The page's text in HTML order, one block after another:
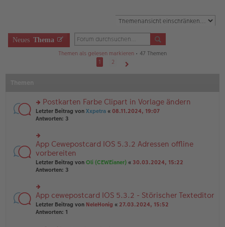
Neues Thema
Themen als gelesen markieren • 47 Themen
1
2
rs
te
u
n
g
el
es
e
er
B
ei
tr
a
Postkarten Farbe Clipart in Vorlage ändern
Letzter Beitrag von Xxpetra « 08.11.2024, 19:07
Antworten: 3
rs
te
r
u
n
el
es
e
n
App Cewepostcard IOS 5.3.2 Adressen offline
vorbereiten
Letzter Beitrag von Oli (CEWEianer) « 30.03.2024, 15:22
Antworten: 3
rs
te
r
App cewepostcard IOS 5.3.2 - Störischer Texteditor
Letzter Beitrag von NeleHonig « 27.03.2024, 15:52
Antworten: 1